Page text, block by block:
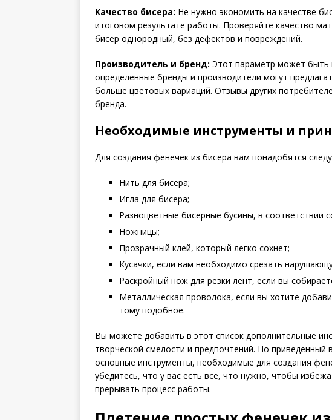
Качество бисера: Не нужно экономить на качестве
итоговом результате работы. Проверяйте качество
бисер однородный, без дефектов и повреждений.
Производитель и бренд: Этот параметр может быть
определенные бренды и производители могут
больше цветовых вариаций. Отзывы других
бренда.
Необходимые инструменты и
Для создания фенечек из бисера вам понадобятся
Нить для бисера;
Игла для бисера;
Разноцветные бисерные бусины, в соответствии
Ножницы;
Прозрачный клей, который легко сохнет;
Кусачки, если вам необходимо срезать
Раскройный нож для резки лент, если вы
Металлическая проволока, если вы хотите
тому подобное.
Вы можете добавить в этот список дополнительные
творческой смелости и предпочтений. Но приведенный
основные инструменты, необходимые для создания
убедитесь, что у вас есть все, что нужно, чтобы
прерывать процесс работы.